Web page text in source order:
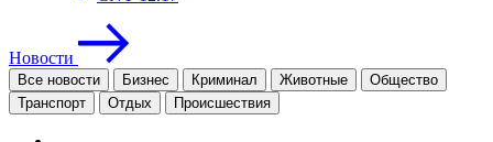
Новости
Все новости Бизнес Криминал Животные
Общество
Транспорт
Отдых Проиcшествия